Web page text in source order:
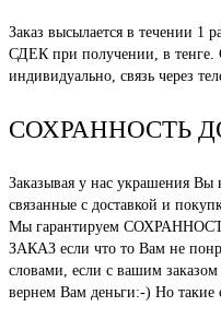
Заказ высылается в течении 1
СДЕК при получении, в тенге.
индивидуально, связь через
СОХРАННОСТЬ
Заказывая у нас украшения Вы
связанные с доставкой и
Мы гарантируем
ЗАКАЗ если что то Вам не
словами, если с вашим
вернем Вам деньги:-) Но такие